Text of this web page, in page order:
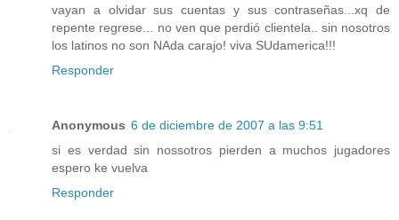
vayan a olvidar sus cuentas y sus contraseñas...xq de
repente regrese... no ven que perdió clientela.. sin nosotros
los latinos no son NAda carajo! viva SUdamerica!!!
Responder
Anonymous 6 de diciembre de 2007 a las 9:51
si es verdad sin nossotros pierden a muchos jugadores
espero ke vuelva
Responder